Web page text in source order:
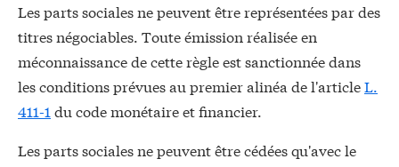
Les parts sociales ne peuvent être représentées par des
titres négociables. Toute émission réalisée en
méconnaissance de cette règle est sanctionnée dans
les conditions prévues au premier alinéa de l'articleL.
411-1 du code monétaire et financier.
Les parts sociales ne peuvent être cédées qu'avec le